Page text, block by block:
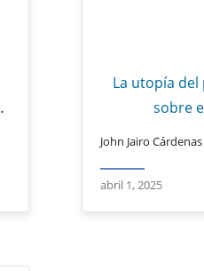
La utopía
sobre
John Jairo
abril 1, 2025